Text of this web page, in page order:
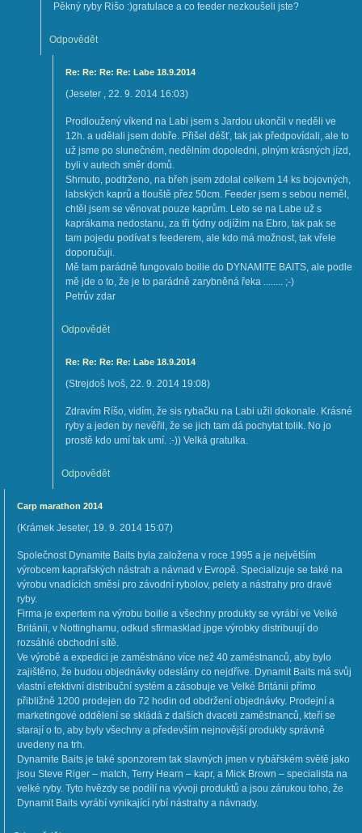
Pěkný ryby Rišo :)gratulace a co feeder nezkoušeli jste?
Odpovědět
Re: Re: Re: Re: Labe 18.9.2014
(Jeseter , 22. 9. 2014 16:03)
Prodloužený víkend na Labi jsem s Jardou ukončil v neděli ve
12h. a udělali jsem dobře. Přišel déšť, tak jak předpovídali, ale to
už jsme po slunečném, nedělním dopoledni, plným krásných jízd,
byli v autech směr domů.
Shrnuto, podtrženo, na břeh jsem zdolal celkem 14 ks bojovných,
labských kaprů a tlouště přez 50cm. Feeder jsem s sebou neměl,
chtěl jsem se věnovat pouze kaprům. Leto se na Labe už s
kaprákama nedostanu, za tři týdny odjížim na Ebro, tak pak se
tam pojedu podívat s feederem, ale kdo má možnost, tak vřele
doporučuji.
Mě tam parádně fungovalo boilie do DYNAMITE BAITS, ale podle
mě jde o to, že je to parádně zarybněná řeka ........ ;-)
Petrův zdar
Odpovědět
Re: Re: Re: Re: Labe 18.9.2014
(Strejdoš Ivoš, 22. 9. 2014 19:08)
Zdravím Ríšo, vidím, že sis rybačku na Labi užil dokonale. Krásné
ryby a jeden by nevěřil, že se jich tam dá pochytat tolik. No jo
prostě kdo umí tak umí. :-)) Velká gratulka.
Odpovědět
Carp marathon 2014
(Krámek Jeseter, 19. 9. 2014 15:07)
Společnost Dynamite Baits byla založena v roce 1995 a je největším
výrobcem kaprařských nástrah a návnad v Evropě. Specializuje se také na
výrobu vnadících směsí pro závodní rybolov, pelety a nástrahy pro dravé
ryby.
Firma je expertem na výrobu boilie a všechny produkty se vyrábí ve Velké
Británii, v Nottinghamu, odkud sfirmasklad.jpge výrobky distribuují do
rozsáhlé obchodní sítě.
Ve výrobě a expedici je zaměstnáno více než 40 zaměstnanců, aby bylo
zajištěno, že budou objednávky odeslány co nejdříve. Dynamit Baits má svůj
vlastní efektivní distribuční systém a zásobuje ve Velké Británii přímo
přibližně 1200 prodejen do 72 hodin od obdržení objednávky. Prodejní a
marketingové oddělení se skládá z dalších dvaceti zaměstnanců, kteří se
starají o to, aby byly všechny a především nejnovější produkty správně
uvedeny na trh.
Dynamite Baits je také sponzorem tak slavných jmen v rybářském světě jako
jsou Steve Riger – match, Terry Hearn – kapr, a Mick Brown – specialista na
velké ryby. Tyto hvězdy se podílí na vývoji produktů a jsou zárukou toho, že
Dynamit Baits vyrábí vynikající rybí nástrahy a návnady.